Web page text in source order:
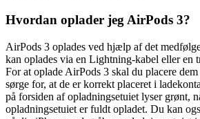
Hvordan oplader jeg AirPods 3?
AirPods 3 oplades ved hjælp af det
kan oplades via en Lightning-kabel eller en
For at oplade AirPods 3 skal du placere
sørge for, at de er korrekt placeret i
på forsiden af opladningsetuiet lyser grønt,
opladningsetuiet er fuldt opladet. Du kan